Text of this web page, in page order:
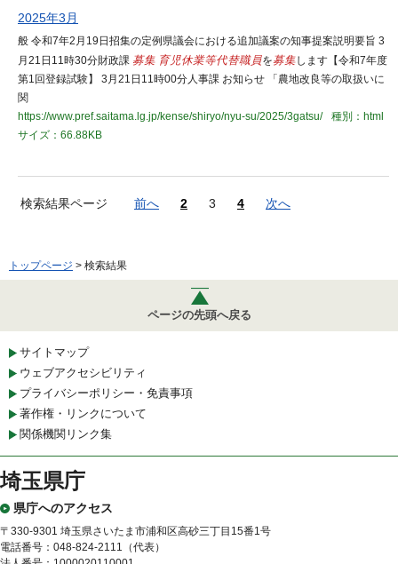
2025年3月
般 令和7年2月19日招集の定例県議会における追加議案の知事提案説明要旨 3
月21日11時30分財政課 募集 育児休業等代替職員を募集します【令和7年度
第1回登録試験】 3月21日11時00分人事課 お知らせ 「農地改良等の取扱いに
関
https://www.pref.saitama.lg.jp/kense/shiryo/nyu-su/2025/3gatsu/
種別：html
サイズ：66.88KB
検索結果ページ 前へ 2 3 4 次へ
トップページ > 検索結果
ページの先頭へ戻る
サイトマップ
ウェブアクセシビリティ
プライバシーポリシー・免責事項
著作権・リンクについて
関係機関リンク集
埼玉県庁
県庁へのアクセス
〒330-9301 埼玉県さいたま市浦和区高砂三丁目15番1号
電話番号：048-824-2111（代表）